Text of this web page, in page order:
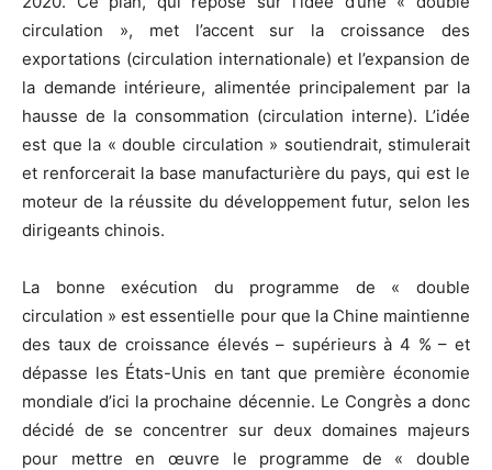
circulation », met l’accent sur la croissance des
exportations (circulation internationale) et l’expansion de
la demande intérieure, alimentée principalement par la
hausse de la consommation (circulation interne). L’idée
est que la « double circulation » soutiendrait, stimulerait
et renforcerait la base manufacturière du pays, qui est le
moteur de la réussite du développement futur, selon les
dirigeants chinois.
La bonne exécution du programme de « double
circulation » est essentielle pour que la Chine maintienne
des taux de croissance élevés – supérieurs à 4 % – et
dépasse les États-Unis en tant que première économie
mondiale d’ici la prochaine décennie. Le Congrès a donc
décidé de se concentrer sur deux domaines majeurs
pour mettre en œuvre le programme de « double